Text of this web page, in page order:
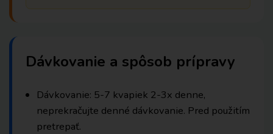
Dávkovanie a spôsob prípravy
Dávkovanie: 5-7 kvapiek 2-3x denne,
neprekračujte denné dávkovanie. Pred použitím
pretrepať.